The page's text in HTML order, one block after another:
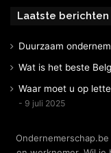
Laatste berichten
Duurzaam
Wat is het beste
Waar moet u op
9 juli 2025